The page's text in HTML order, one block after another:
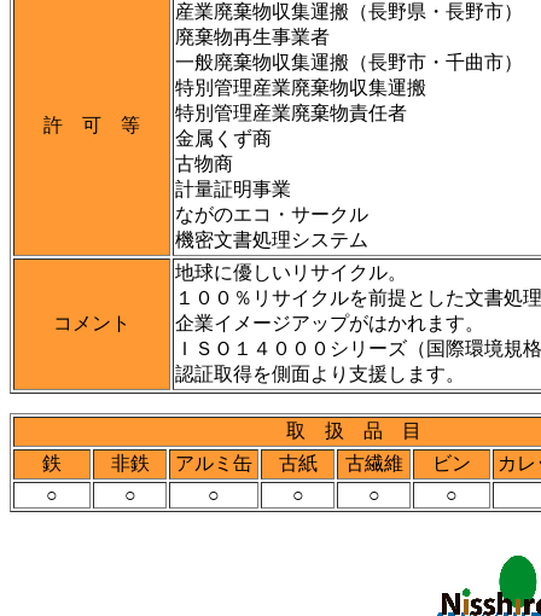
許 可 等
産業廃棄物収集運搬（長野県・長野市）
廃棄物再生事業者
一般廃棄物収集運搬（長野市・千曲市）
特別管理産業廃棄物収集運搬
特別管理産業廃棄物責任者
金属くず商
古物商
計量証明事業
ながのエコ・サークル
機密文書処理システム
コメント
地球に優しいリサイクル。
１００％リサイクルを前提とした文書処
企業イメージアップがはかれます。
ＩＳＯ１４０００シリーズ（国際環境規
認証取得を側面より支援します。
取 扱 品 目
鉄
非鉄 アルミ缶 古紙 古繊維 ビン
カレ
○
○ ○ ○ ○ ○